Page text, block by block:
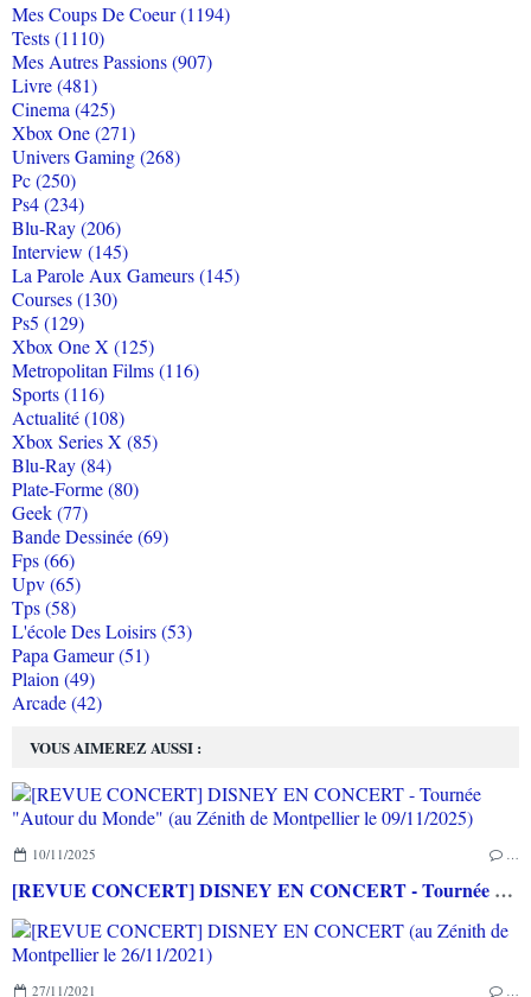
VOUS AIMEREZ AUSSI :
10/11/2025 …
[REVUE CONCERT] DISNEY EN CONCERT - Tournée "Autour du Monde" (au Zénith de Montpellier le 09/11/2025)
27/11/2021 …
Mes Coups De Coeur (1194)
Tests (1110)
Mes Autres Passions (907)
Livre (481)
Cinema (425)
Xbox One (271)
Univers Gaming (268)
Pc (250)
Ps4 (234)
Blu-Ray (206)
Interview (145)
La Parole Aux Gameurs (145)
Courses (130)
Ps5 (129)
Xbox One X (125)
Metropolitan Films (116)
Sports (116)
Actualité (108)
Xbox Series X (85)
Blu-Ray (84)
Plate-Forme (80)
Geek (77)
Bande Dessinée (69)
Fps (66)
Upv (65)
Tps (58)
L'école Des Loisirs (53)
Papa Gameur (51)
Plaion (49)
Arcade (42)